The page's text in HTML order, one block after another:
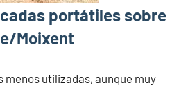
portátiles sobre
Moixent
menos utilizadas, aunque muy